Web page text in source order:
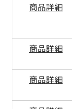
商品詳細
商品詳細
商品詳細